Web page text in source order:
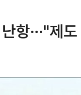
항···"제